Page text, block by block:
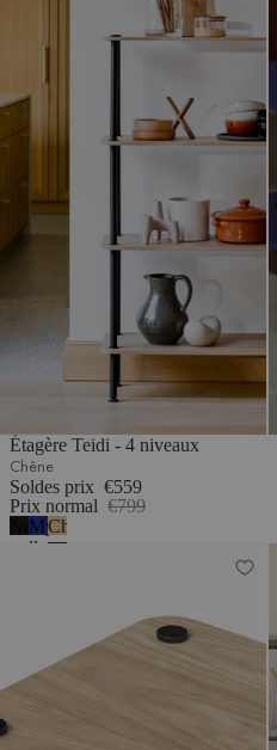
Étagère Teidi - 4 niveaux
Chêne
Soldes prix €559
Prix normal €799
Noir
volcan
Myrtille
douce
Chêne